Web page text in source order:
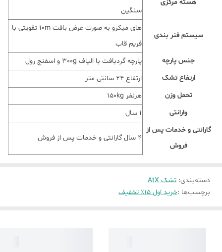
هسته مرکزی
سنگین
سیستم فنر بندی
های میکرو به صورت عرض بافت 10m تقویتی با
فریم قاب
جنس پارچه
پارچه گردبافت با الیاف 300g و اسفنج رول
ارتفاع تشک
ارتفاع ۲۴ سانتی متر
تحمل وزن
هرنفر 150kg
وارانتی
1 سال
گارانتی و خدمات پس از
فروش
4 سال گارانتی و خدمات پس از فروش
دسته‌بندی: تشک AtX
برچسب‌ها :خرید اول 15٪ تخفیف